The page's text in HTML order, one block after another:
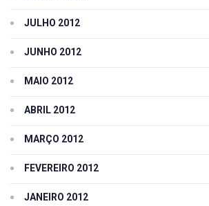
JULHO 2012
JUNHO 2012
MAIO 2012
ABRIL 2012
MARÇO 2012
FEVEREIRO 2012
JANEIRO 2012